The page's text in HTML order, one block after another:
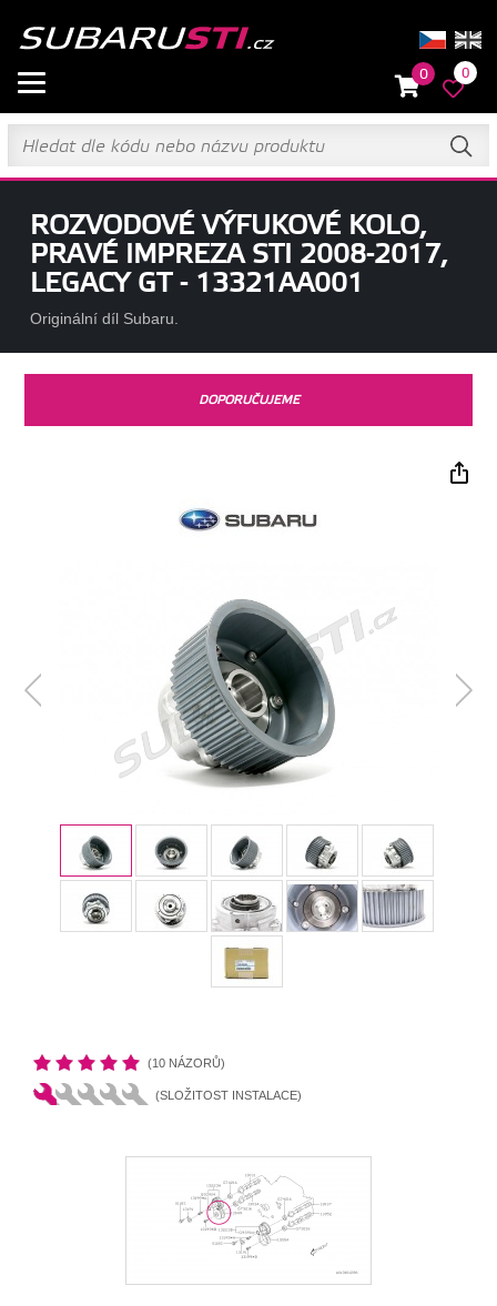
0 0
ROZVODOVÉ VÝFUKOVÉ KOLO,
PRAVÉ IMPREZA STI 2008-2017,
LEGACY GT - 13321AA001
Originální díl Subaru.
DOPORUČUJEME
(10 NÁZORŮ)
(SLOŽITOST INSTALACE)